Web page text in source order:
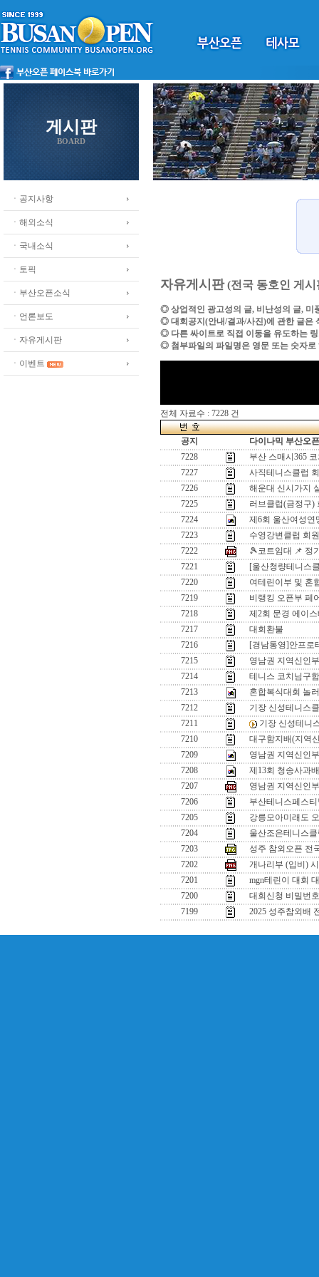
게시판
BOARD
ㆍ공지사항
ㆍ해외소식
ㆍ국내소식
ㆍ토픽
ㆍ부산오픈소식
ㆍ언론보도
ㆍ자유게시판
ㆍ이벤트
자유게시판(전국 동호인 게시
◎ 상업적인 광고성의 글, 비난성의 글, 미
◎ 대회공지(안내/결과/사진)에 관한 글은
◎ 다른 싸이트로 직접 이동을 유도하는
◎ 첨부파일의 파일명은 영문 또는 숫자로
전체 자료수 : 7228 건
공지
다이나믹 부산오
7228
부산 스매시365
7227
사직테니스클럽
7226
해운대 신시가지
7225
러브클럽(금정구)
7224
제6회 울산여성연
7223
수영강변클럽 회
7222
🎾코트임대 📌 정
7221
[울산청량테니스
7220
여테린이부 및 혼
7219
비랭킹 오픈부 페
7218
제2회 문경 에이
7217
대회환불
7216
[경남통영]안프로
7215
영남권 지역신인부
7214
테니스 코치님구
7213
혼합복식대회 놀
7212
기장 신성테니스
7211
기장 신성테니
7210
대구함지배(지역
7209
영남권 지역신인
7208
제13회 청송사과
7207
영남권 지역신인
7206
부산테니스페스
7205
강릉모아미래도
7204
울산조은테니스
7203
성주 참외오픈 전
7202
개나리부 (입비)
7201
mgn테린이 대회
7200
대회신청 비밀번호
7199
2025 성주참외배